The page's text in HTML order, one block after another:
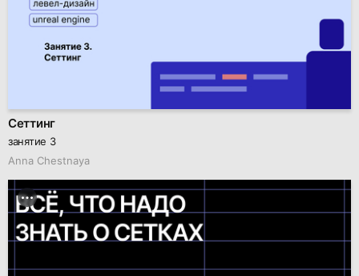
Сеттинг
занятие 3
Anna Chestnaya